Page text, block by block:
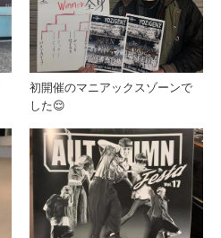
初開催のマニアックスゾーンで
した😌